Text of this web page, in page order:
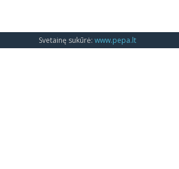
Svetainę sukūrė: www.pepa.lt